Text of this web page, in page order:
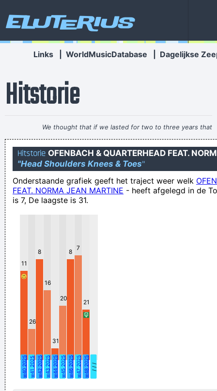
Eluterius
Links WorldMusicDatabase Dagelijkse
Hitstorie
We thought that if we lasted for two to three years that
would be fantastic~ Ringo Starr
Mijn opa houtduiven
Joop Stakelnek, onlangs gepensioneerd. Overal waar hij
langs gaat loopt hij tegenaan of duwt er iets van af
Voor de inwoners is het duidelijk waar de oorzaak aan ligt.
In Nagasaki, they like bukakke! In Nagasaki they go spunky
Profiel voor Gazondabber. Aantal fotos, 7. Aantal berichten, 5.
Maazeik gaat terug in de tijd met de Histerische
De bultenaar had een bochelamputatie achter de rug
Ig hem dè al doewzend kiër gezeejd mè ze loestere nejet!
Praktische raad: intermitterend eens terugkomen, Papa
Hitstorie OFENBACH & QUARTERHEAD FEAT.
"Head Shoulders Knees & Toes"
Onderstaande grafiek geeft het traject weer welk
FEAT. NORMA JEAN MARTINE - heeft afgelegd in de
is 7, De laagste is 31.
11
w40 2025
26
w41 2025
8
w42 2025
16
w43 2025
31
w44 2025
20
w45 2025
8
w46 2025
7
w47 2025
21
w48 2025 / / /